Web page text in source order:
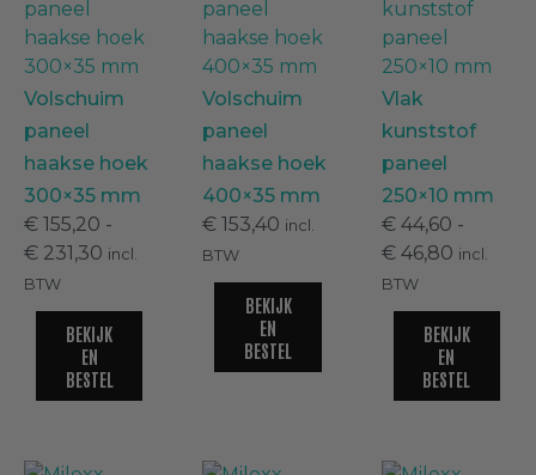
Deeplas boeidelen
Milexx Bigboard dakrandpanelen
met structuurfolie (0)
Milexx Volschuim dakranden
Kunststof dagkantafwerking
Afwerkprofielen en plinten
Afwerkprofielen (
Volschuim
paneel
haakse hoek
300×35 mm
€ 155,20 -
€ 231,30 incl.
BTW
BEKIJK
EN
BESTEL
Volschuim
paneel
haakse hoek
400×35 mm
€ 153,40 incl.
BTW
BEKIJK
EN
BESTEL
Vlak
kunststof
paneel
250×10 mm
€44,60 -
€46,80 incl.
BTW
BEKIJK
EN
BESTEL